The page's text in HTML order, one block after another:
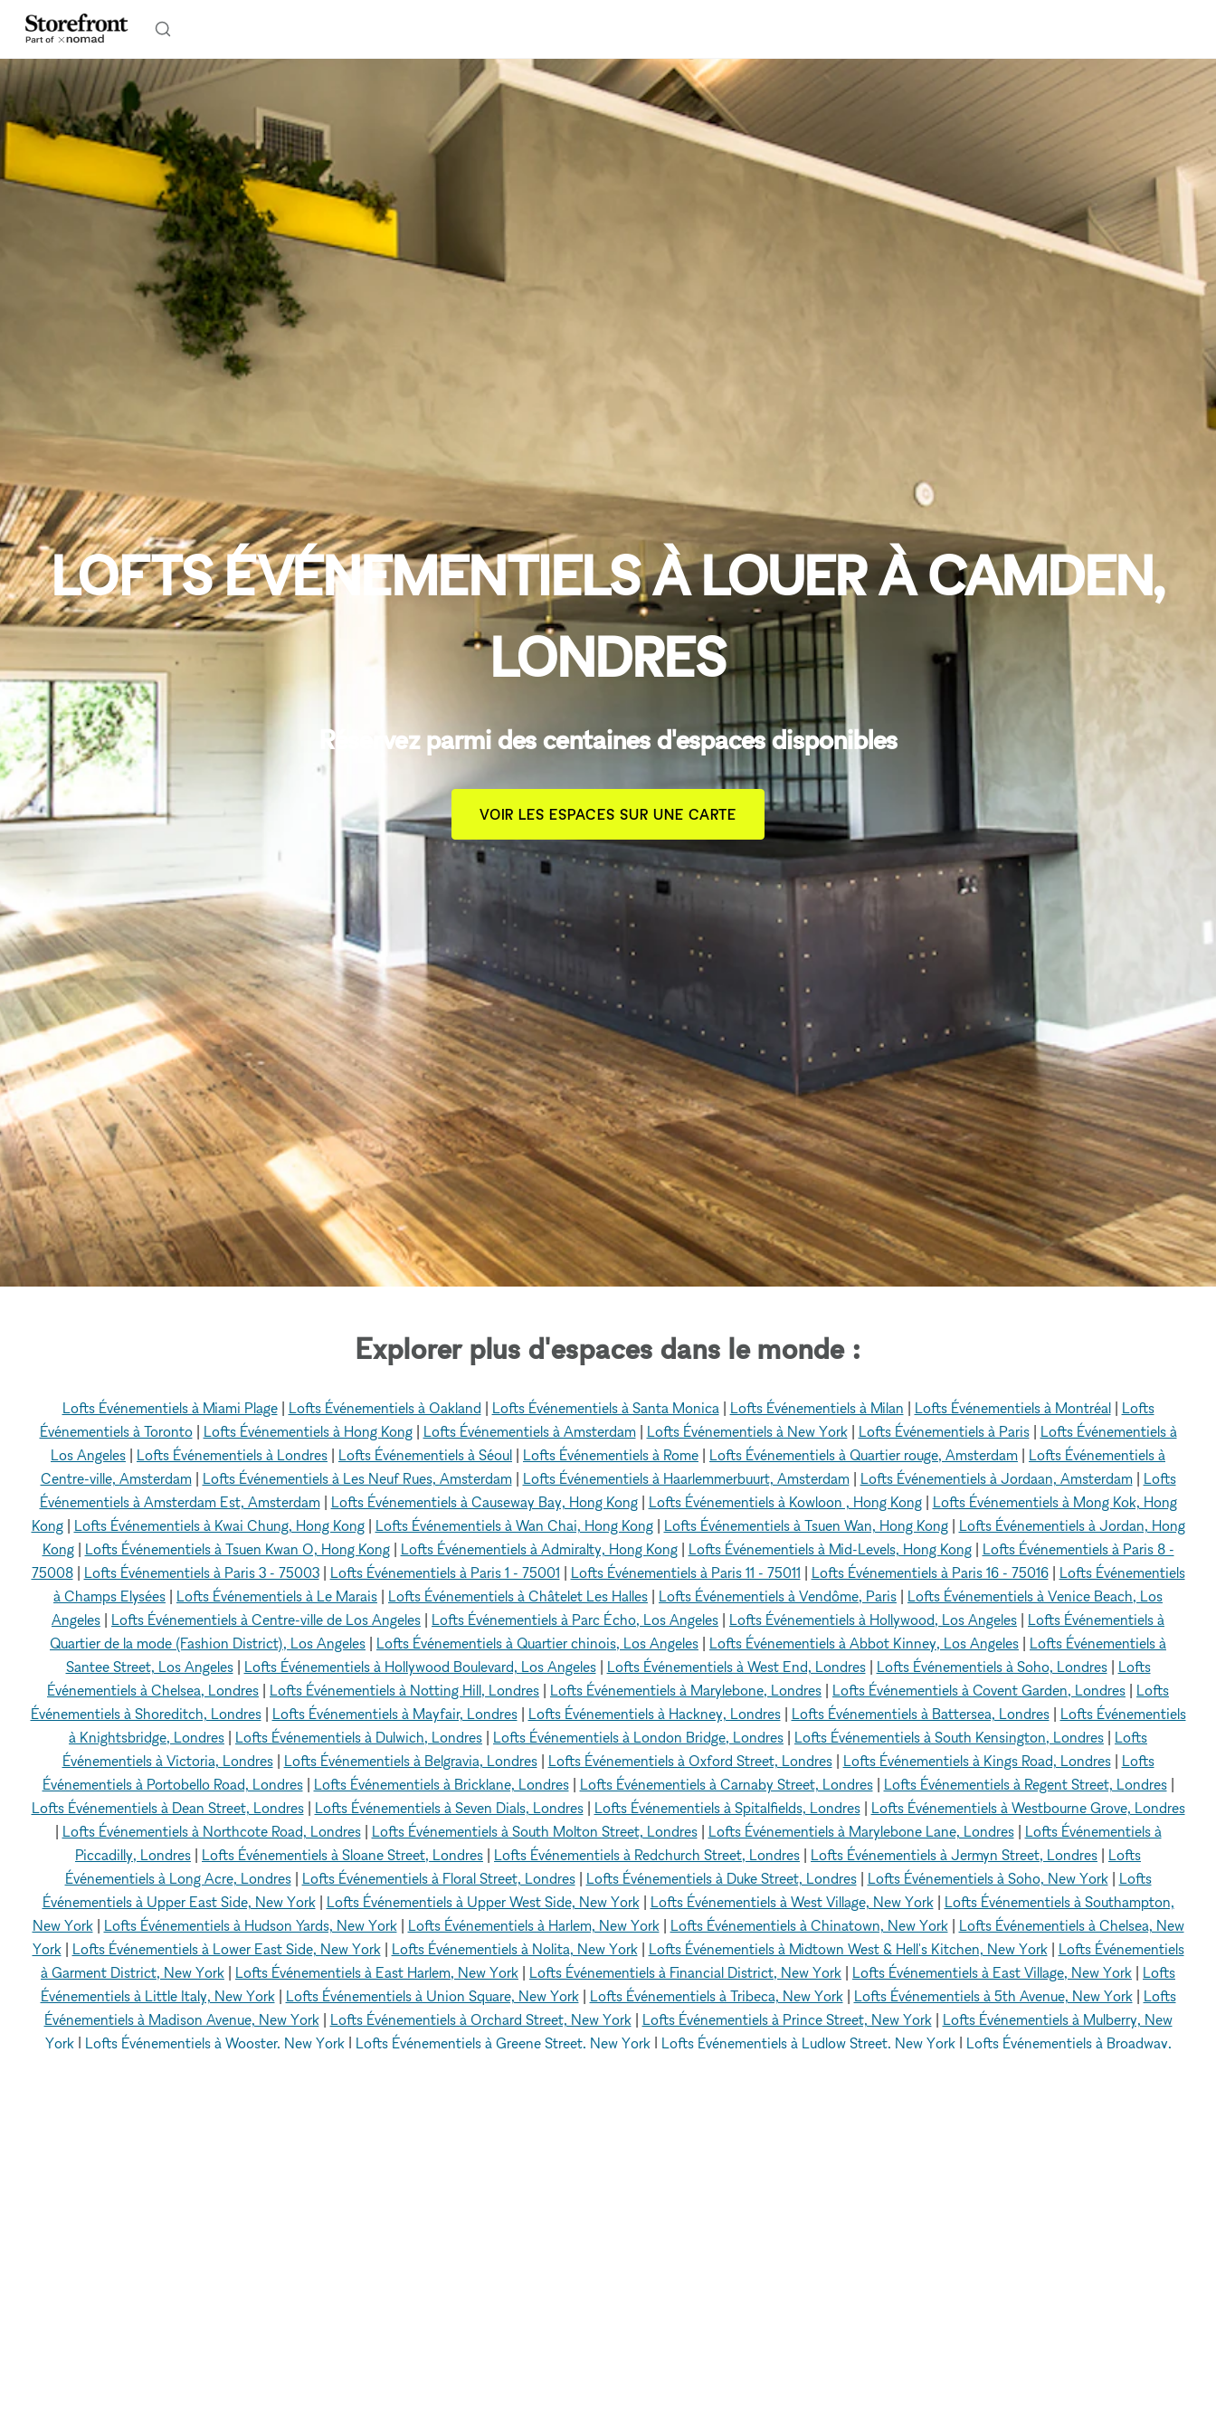
LOFTS ÉVÉNEMENTIELS À LOUER À CAMDEN,
LONDRES
Réservez parmi des centaines d'espaces disponibles
VOIR LES ESPACES SUR UNE CARTE
Explorer plus d'espaces dans le monde :
Lofts Événementiels à Miami Plage| Lofts Événementiels à Oakland Lofts Événementiels à Santa Monica| Lofts Événementiels à Milan Lofts Événementiels à Montréal| Lofts
Événementiels à Toronto| Lofts Événementiels à Hong Kong| Lofts Événementiels à Amsterdam| Lofts Événementiels à New York| Lofts Événementiels à Paris| Lofts Événementiels à
Los Angeles
Lofts Événementiels à Londres Lofts Événementiels à Séoul Lofts Événementiels à Rome Lofts Événementiels à Quartier rouge, Amsterdam
Lofts Événementiels à
Centre-ville, Amsterdam| Lofts Événementiels à Les Neuf Rues, Amsterdam| Lofts Événementiels à Haarlemmerbuurt, Amsterdam| Lofts Événementiels à Jordaan, Amsterdam| Lofts
Événementiels à Amsterdam Est, Amsterdam| Lofts Événementiels à Causeway Bay, Hong Kong| Lofts Événementiels à Kowloon , Hong Kong| Lofts Événementiels à Mong Kok, Hong
Kong| Lofts Événementiels à Kwai Chung, Hong Kong| Lofts Événementiels à Wan Chai, Hong Kong| Lofts Événementiels à Tsuen Wan, Hong Kong| Lofts Événementiels à Jordan, Hong
Kong| Lofts Événementiels à Tsuen Kwan O, Hong Kong| Lofts Événementiels à Admiralty, Hong Kong| Lofts Événementiels à Mid-Levels, Hong Kong| Lofts Événementiels à Paris 8 -
75008| Lofts Événementiels à Paris 3 - 75003| Lofts Événementiels à Paris 1 - 75001 Lofts Événementiels à Paris 11 - 75011 Lofts Événementiels à Paris 16 - 75016| Lofts Événementiels
à Champs Elysées
Lofts Événementiels à Le Marais Lofts Événementiels à Châtelet Les Halles Lofts Événementiels à Vendôme, Paris
Lofts Événementiels à Venice Beach, Los
Angeles
Lofts Événementiels à Centre-ville de Los Angeles Lofts Événementiels à Parc Écho, Los Angeles Lofts Événementiels à Hollywood, Los Angeles
Lofts Événementiels à
Quartier de la mode (Fashion District), Los Angeles
Lofts Événementiels à Quartier chinois, Los Angeles Lofts Événementiels à Abbot Kinney, Los Angeles
Lofts Événementiels à
Santee Street, Los Angeles| Lofts Événementiels à Hollywood Boulevard, Los Angeles| Lofts Événementiels à West End, Londres| Lofts Événementiels à Soho, Londres| Lofts
Événementiels à Chelsea, Londres
Lofts Événementiels à Notting Hill, Londres Lofts Événementiels à Marylebone, Londres Lofts Événementiels à Covent Garden, Londres
Lofts
Événementiels à Shoreditch, Londres| Lofts Événementiels à Mayfair, Londres| Lofts Événementiels à Hackney, Londres| Lofts Événementiels à Battersea, Londres| Lofts Événementiels
à Knightsbridge, Londres
Lofts Événementiels à Dulwich, Londres Lofts Événementiels à London Bridge, Londres Lofts Événementiels à South Kensington, Londres
Lofts
Événementiels à Victoria, Londres| Lofts Événementiels à Belgravia, Londres| Lofts Événementiels à Oxford Street, Londres| Lofts Événementiels à Kings Road, Londres| Lofts
Événementiels à Portobello Road, Londres| Lofts Événementiels à Bricklane, Londres| Lofts Événementiels à Carnaby Street, Londres| Lofts Événementiels à Regent Street, Londres|
Lofts Événementiels à Dean Street, Londres| Lofts Événementiels à Seven Dials, Londres| Lofts Événementiels à Spitalfields, Londres| Lofts Événementiels à Westbourne Grove, Londres
Lofts Événementiels à Northcote Road, Londres| Lofts Événementiels à South Molton Street, Londres| Lofts Événementiels à Marylebone Lane, Londres| Lofts Événementiels à
Piccadilly, Londres
Lofts Événementiels à Sloane Street, Londres Lofts Événementiels à Redchurch Street, Londres Lofts Événementiels à Jermyn Street, Londres
Lofts
Événementiels à Long Acre, Londres| Lofts Événementiels à Floral Street, Londres| Lofts Événementiels à Duke Street, Londres| Lofts Événementiels à Soho, New York| Lofts
Événementiels à Upper East Side, New York| Lofts Événementiels à Upper West Side, New York| Lofts Événementiels à West Village, New York| Lofts Événementiels à Southampton,
New York| Lofts Événementiels à Hudson Yards, New York| Lofts Événementiels à Harlem, New York| Lofts Événementiels à Chinatown, New York| Lofts Événementiels à Chelsea, New
York| Lofts Événementiels à Lower East Side, New York| Lofts Événementiels à Nolita, New York| Lofts Événementiels à Midtown West & Hell's Kitchen, New York| Lofts Événementiels
à Garment District, New York
Lofts Événementiels à East Harlem, New York Lofts Événementiels à Financial District, New York Lofts Événementiels à East Village, New York
Lofts
Événementiels à Little Italy, New York| Lofts Événementiels à Union Square, New York| Lofts Événementiels à Tribeca, New York| Lofts Événementiels à 5th Avenue, New York| Lofts
Événementiels à Madison Avenue, New York| Lofts Événementiels à Orchard Street, New York| Lofts Événementiels à Prince Street, New York| Lofts Événementiels à Mulberry, New
York| Lofts Événementiels à Wooster, New York| Lofts Événementiels à Greene Street, New York| Lofts Événementiels à Ludlow Street, New York| Lofts Événementiels à Broadway,